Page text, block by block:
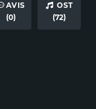
AVIS
(0)
OST
(72)